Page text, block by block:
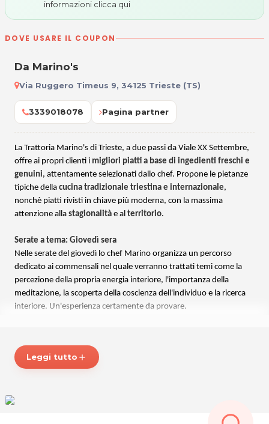
informazioni clicca qui
DOVE USARE IL COUPON
Da Marino's
Via Ruggero Timeus 9, 34125 Trieste (TS)
3339018078 Pagina partner
La Trattoria Marino's di Trieste, a due passi da Viale XX Settembre,
offre ai propri clienti i migliori piatti a base di ingedienti freschi e
genuini, attentamente selezionati dallo chef. Propone le pietanze
tipiche della cucina tradizionale triestina e internazionale,
nonchè piatti rivisti in chiave più moderna, con la massima
attenzione alla stagionalità e al territorio.
Serate a tema: Giovedì sera
Nelle serate del giovedì lo chef Marino organizza un percorso
dedicato ai commensali nel quale verranno trattati temi come la
percezione della propria energia interiore, l'importanza della
meditazione, la scoperta della coscienza dell'individuo e la ricerca
interiore. Un'esperienza certamente da provare.
cucina casareccia in un ambiente rustico ed accogliente.
TRATTORIA MARINO'S
Leggi tutto add